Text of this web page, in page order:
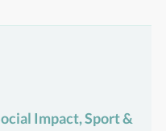
Impact, Sport &